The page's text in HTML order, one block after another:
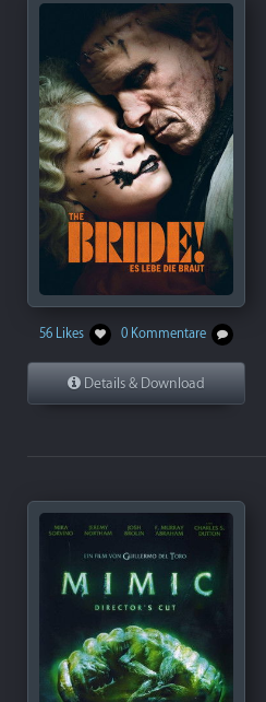
56 Likes 0 Kommentare
Details & Download